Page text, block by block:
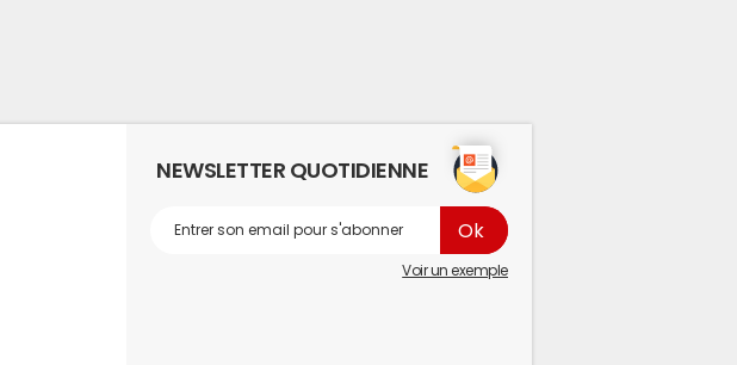
NEWSLETTER QUOTIDIENNE
Voir un exemple